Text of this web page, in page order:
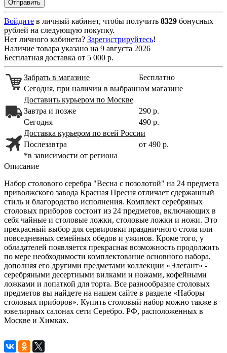
Войдите в личный кабинет, чтобы получить 8329 бонусных
рублей на следующую покупку.
Нет личного кабинета? Зарегистрируйтесь!
Наличие товара указано на 9 августа 2026
Бесплатная доставка от 5 000 р.
Забрать в магазине
Бесплатно
Сегодня, при наличии в выбранном магазине
Доставить курьером по Москве
Завтра и позже
290 р.
Сегодня
490 р.
Доставка курьером по всей России
Послезавтра
от 490 р.
*в зависимости от региона
Описание
Набор столового серебра "Весна с позолотой" на 24 предмета
приволжского завода Красная Пресня отличает сдержанный
стиль и благородство исполнения. Комплект серебряных
столовых приборов состоит из 24 предметов, включающих в
себя чайные и столовые ложки, столовые ложки и ножи. Это
прекрасный выбор для сервировки праздничного стола или
повседневных семейных обедов и ужинов. Кроме того, у
обладателей появляется прекрасная возможность продолжить
по мере необходимости комплектование основного набора,
дополняя его другими предметами коллекции «Элегант» -
серебряными десертными вилками и ножами, кофейными
ложками и лопаткой для торта. Все разнообразие столовых
предметов вы найдете на нашем сайте в разделе «Наборы
столовых приборов». Купить столовый набор можно также в
ювелирных салонах сети Серебро. РФ, расположенных в
Москве и Химках.